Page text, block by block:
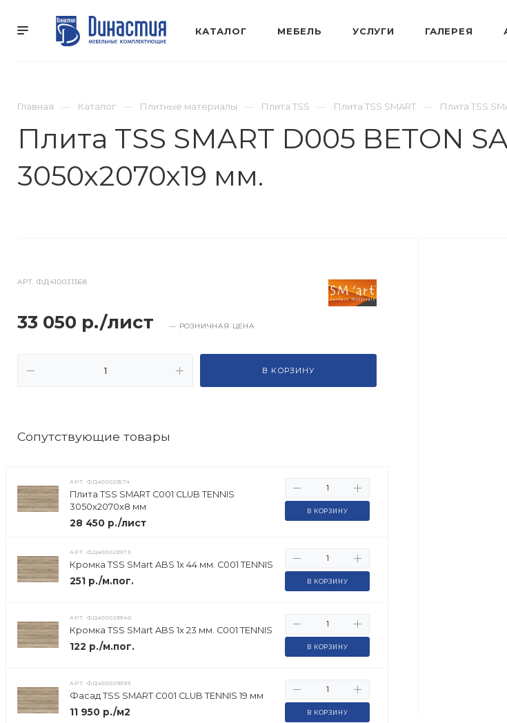
КАТАЛОГ МЕБЕЛЬ УСЛУГИ ГАЛЕРЕЯ
Главная Каталог Плитные материалы Плита TSS Плита TSS SMART Плита TSS
Плита TSS SMART D005 BETON
3050х2070х19 мм.
АРТ.ФД410031368
33 050 р./лист — РОЗНИЧНАЯ ЦЕНА
В КОРЗИНУ
Cопутствующие товары
АРТ.ФД400023574
Плита TSS SMART C001 CLUB TENNIS
3050х2070х8 мм
28 450 р./лист
В КОРЗИНУ
АРТ.ФД400023973
Кромка TSS SMart ABS 1х 44 мм. C001 TENNIS
251 р./м.пог. В КОРЗИНУ
АРТ.ФД400023940
Кромка TSS SMart ABS 1х 23 мм. C001 TENNIS
122 р./м.пог. В КОРЗИНУ
АРТ.ФД400029393
Фасад TSS SMART C001 CLUB TENNIS 19 мм
11 950 р./м2 В КОРЗИНУ